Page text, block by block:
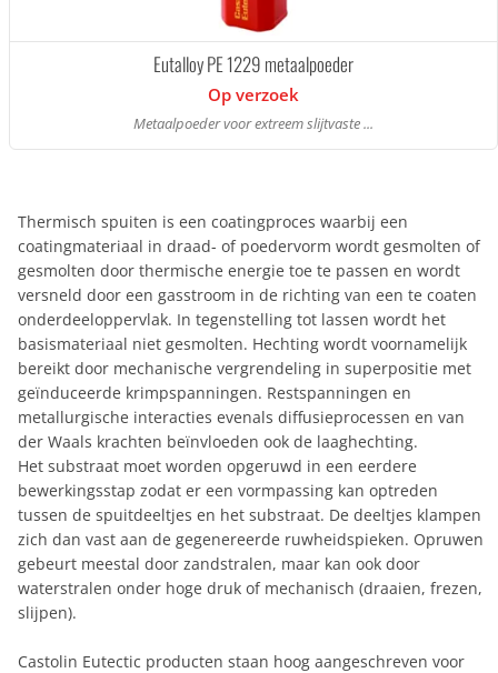
Eutalloy PE 1229 metaalpoeder
Op verzoek
Metaalpoeder voor extreem slijtvaste ...
Thermisch spuiten is een coatingproces waarbij een
coatingmateriaal in draad- of poedervorm wordt gesmolten of
gesmolten door thermische energie toe te passen en wordt
versneld door een gasstroom in de richting van een te coaten
onderdeeloppervlak. In tegenstelling tot lassen wordt het
basismateriaal niet gesmolten. Hechting wordt voornamelijk
bereikt door mechanische vergrendeling in superpositie met
geïnduceerde krimpspanningen. Restspanningen en
metallurgische interacties evenals diffusieprocessen en van
der Waals krachten beïnvloeden ook de laaghechting.
Het substraat moet worden opgeruwd in een eerdere
bewerkingsstap zodat er een vormpassing kan optreden
tussen de spuitdeeltjes en het substraat. De deeltjes klampen
zich dan vast aan de gegenereerde ruwheidspieken. Opruwen
gebeurt meestal door zandstralen, maar kan ook door
waterstralen onder hoge druk of mechanisch (draaien, frezen,
slijpen).
Castolin Eutectic producten staan hoog aangeschreven voor